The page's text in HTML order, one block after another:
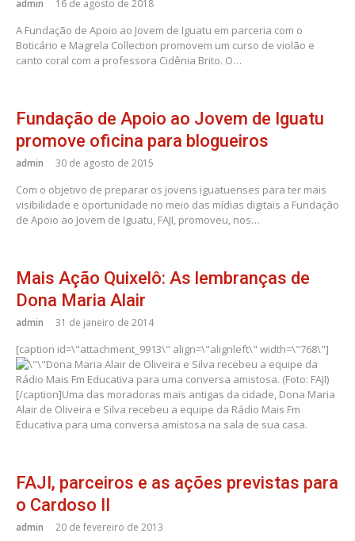
admin 16 de agosto de 2018
A Fundação de Apoio ao Jovem de Iguatu em parceria com o
Boticário e Magrela Collection promovem um curso de violão e
canto coral com a professora Cidênia Brito. O…
Fundação de Apoio ao Jovem de Iguatu
promove oficina para blogueiros
admin 30 de agosto de 2015
Com o objetivo de preparar os jovens iguatuenses para ter mais
visibilidade e oportunidade no meio das mídias digitais a Fundação
de Apoio ao Jovem de Iguatu, FAJI, promoveu, nos…
Mais Ação Quixelô: As lembranças de
Dona Maria Alair
admin 31 de janeiro de 2014
[caption id=\"attachment_9913\" align=\"alignleft\" width=\"768\"]
Dona Maria Alair de Oliveira e Silva recebeu a equipe da
Rádio Mais Fm Educativa para uma conversa amistosa. (Foto: FAJI)
[/caption]Uma das moradoras mais antigas da cidade, Dona Maria
Alair de Oliveira e Silva recebeu a equipe da Rádio Mais Fm
Educativa para uma conversa amistosa na sala de sua casa.
FAJI, parceiros e as ações previstas para
o Cardoso II
admin 20 de fevereiro de 2013